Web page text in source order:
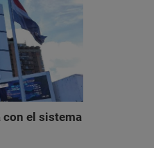
con el sistema